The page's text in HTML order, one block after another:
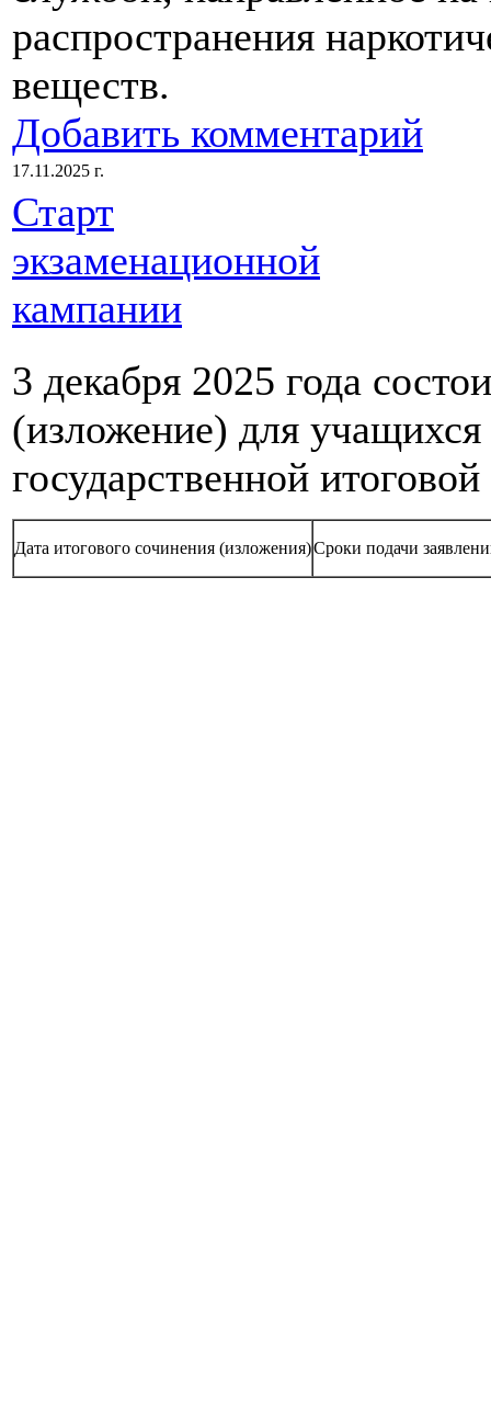
распространения
веществ.
Добавить комментарий
17.11.2025 г.
Старт
экзаменационной
кампании
3 декабря 2025 года
(изложение) для учащихся
государственной
Дата итогового сочинения (изложения)Сроки подачи